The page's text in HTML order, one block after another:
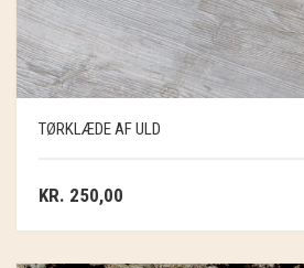
TØRKLÆDE AF ULD
KR. 250,00